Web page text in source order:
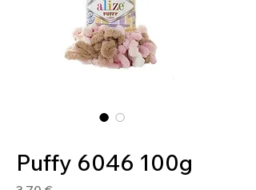
Puffy 6046 100g